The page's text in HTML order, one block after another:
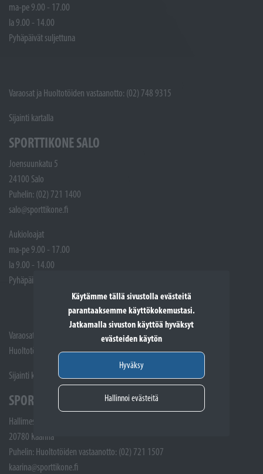
Käytämme tällä sivustolla evästeitä
parantaaksemme käyttökokemustasi.
Jatkamalla sivuston käyttöä hyväksyt
evästeiden käytön
Hyväksy
Hallinnoi evästeitä
ma-pe 9.00 - 17.00
la 9.00 - 14.00
Pyhäpäivät suljettuna
Varaosat ja Huoltotöiden vastaanotto: (02) 748 9315
Sijainti kartalla
SPORTTIKONE SALO
Joensuunkatu 5
24100 Salo
Puhelin: (02) 721 1400
salo@sporttikone.fi
Aukioloajat
ma-pe 9.00 - 17.00
la 9.00 - 14.00
Pyhäpäivät suljettuna
Varaosat: (02) 721 1407
Huoltotöiden vastaanotto: 02 7211405
Sijainti kartalla
SPORTTIKONE KAARINA
Hallimestarinkatu 4
20780 Kaarina
Puhelin: Huoltotöiden vastaanotto: (02) 721 1507
kaarina@sporttikone.fi